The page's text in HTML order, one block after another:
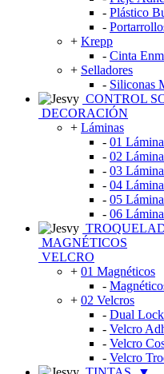
- Plástico
-
+ Krepp
- Cinta
+ Selladores
- Siliconas
CONTROL
DECORACIÓN
+ Láminas
- 01
- 02
- 03
- 04
- 05
- 06
MAGNÉTICOS
VELCRO
+ 01 Magnéticos
-
+ 02 Velcros
- Dual
- Velcro
- Velcro
- Velcro